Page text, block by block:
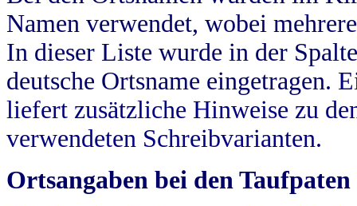
Namen verwendet, wobei
In dieser Liste wurde in der
deutsche Ortsname eingetragen.
liefert zusätzliche Hinweise zu
verwendeten Schreibvarianten.
Ortsangaben bei den Taufpaten